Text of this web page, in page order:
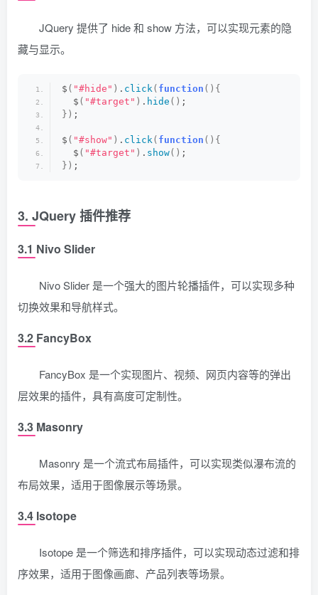
JQuery 提供了 hide 和 show 方法，可以实现元素的隐
藏与显示。
$ ( "#hide" ) . click( function (){
  $
( "#target" ) . hide () ;
}) ;
$ ( "#show" ) . click( function (){
  $
( "#target" ) . show() ;
}) ;
3. JQuery 插件推荐
3.1 Nivo Slider
Nivo Slider 是一个强大的图片轮播插件，可以实现多种
切换效果和导航样式。
3.2 FancyBox
FancyBox 是一个实现图片、视频、网页内容等的弹出
层效果的插件，具有高度可定制性。
3.3 Masonry
Masonry 是一个流式布局插件，可以实现类似瀑布流的
布局效果，适用于图像展示等场景。
3.4 Isotope
Isotope 是一个筛选和排序插件，可以实现动态过滤和排
序效果，适用于图像画廊、产品列表等场景。